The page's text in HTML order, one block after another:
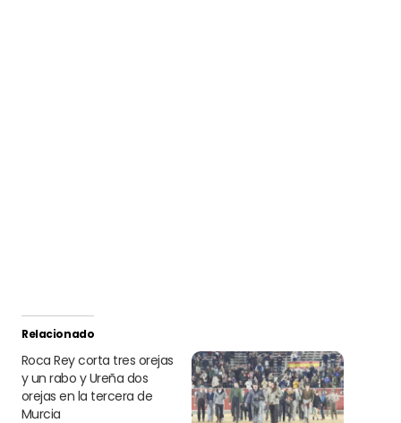
Relacionado
Roca Rey corta tres orejas
y un rabo y Ureña dos
orejas en la tercera de
Murcia